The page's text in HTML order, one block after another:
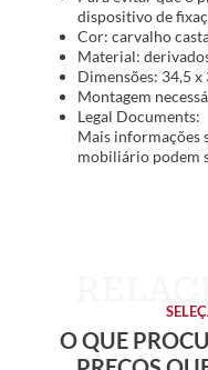
dispositivo de
Cor: carvalho
Material:
Dimensões: 34,5 x
Montagem
Legal Documents:
Mais informações
mobiliário podem
O QUE